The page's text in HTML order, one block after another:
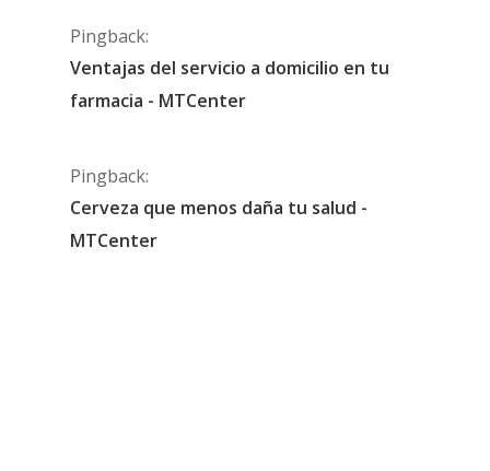
Pingback:
Ventajas del servicio a domicilio en tu
farmacia - MTCenter
Pingback:
Cerveza que menos daña tu salud -
MTCenter